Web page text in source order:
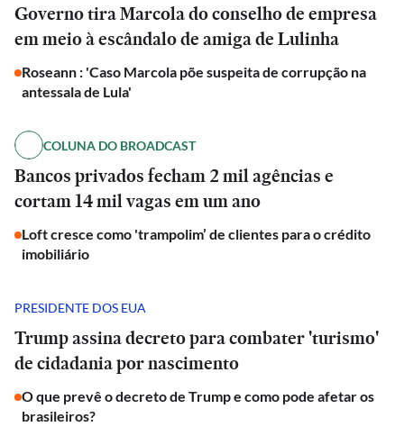
Governo tira Marcola do conselho de empresa
em meio à escândalo de amiga de Lulinha
Roseann : 'Caso Marcola põe suspeita de corrupção na
antessala de Lula'
COLUNA DO BROADCAST
Bancos privados fecham 2 mil agências e
cortam 14 mil vagas em um ano
Loft cresce como 'trampolim’ de clientes para o crédito
imobiliário
PRESIDENTE DOS EUA
Trump assina decreto para combater 'turismo'
de cidadania por nascimento
O que prevê o decreto de Trump e como pode afetar os
brasileiros?